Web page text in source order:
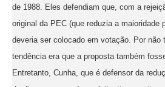
de 1988. Eles defendiam que, com a
original da PEC (que reduzia a maioridade
deveria ser colocado em votação. Por não
tendência era que a proposta também
Entretanto, Cunha, que é defensor da